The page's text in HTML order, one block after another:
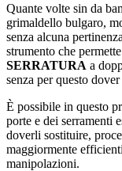
Quante volte sin da
grimaldello bulgaro,
senza alcuna
strumento che
SERRATURA a
senza per questo
È possibile in questo
porte e dei serramenti
doverli sostituire,
maggiormente
manipolazioni.